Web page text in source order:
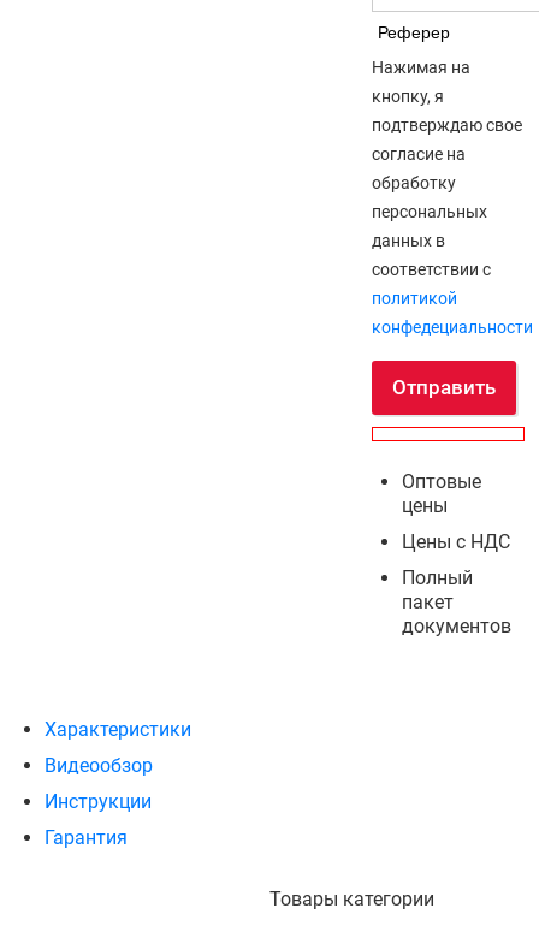
Реферер
Нажимая на
кнопку, я
подтверждаю свое
согласие на
обработку
персональных
данных в
соответствии с
политикой
конфедециальности
Отправить
Оптовые
цены
Цены с НДС
Полный
пакет
документов
Характеристики
Видеообзор
Инструкции
Гарантия
Товары категории